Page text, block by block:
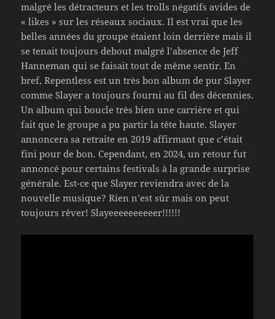
malgré les détracteurs et les trolls négatifs avides de
« likes » sur les réseaux sociaux. Il est vrai que les
belles années du groupe étaient loin derrière mais il
se tenait toujours debout malgré l’absence de Jeff
Hanneman qui se faisait tout de même sentir. En
bref, Repentless est un très bon album de pur Slayer
comme Slayer a toujours fourni au fil des décennies.
Un album qui boucle très bien une carrière et qui
fait que le groupe a pu partir la tête haute. Slayer
annoncera sa retraite en 2019 affirmant que c’était
fini pour de bon. Cependant, en 2024, un retour fut
annoncé pour certains festivals à la grande surprise
générale. Est-ce que Slayer reviendra avec de la
nouvelle musique? Rien n’est sûr mais on peut
toujours rêver! Slayeeeeeeeeeer!!!!!!